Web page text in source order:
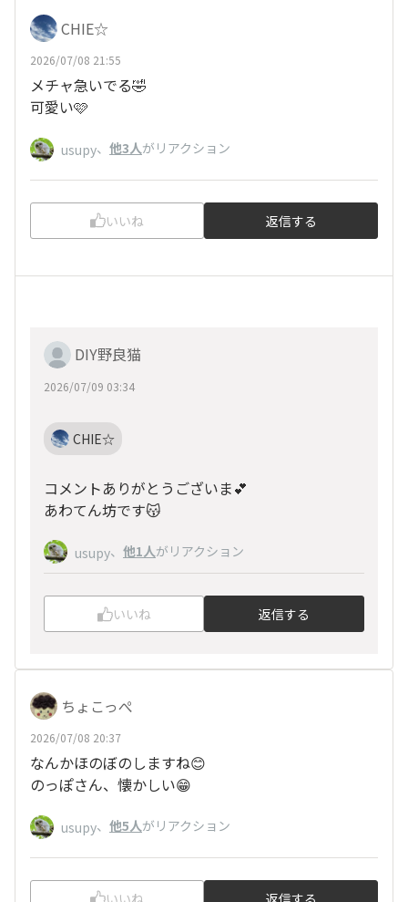
CHIE☆
2026/07/08 21:55
メチャ急いでる🤣
可愛い🩷
usupy、 他3人がリアクション
いいね 返信する
DIY野良猫
2026/07/09 03:34
CHIE☆
コメントありがとうございま💕
あわてん坊です😽
usupy、 他1人がリアクション
いいね 返信する
ちょこっぺ
2026/07/08 20:37
なんかほのぼのしますね😊
のっぽさん、懐かしい😁
usupy、 他5人がリアクション
いいね 返信する